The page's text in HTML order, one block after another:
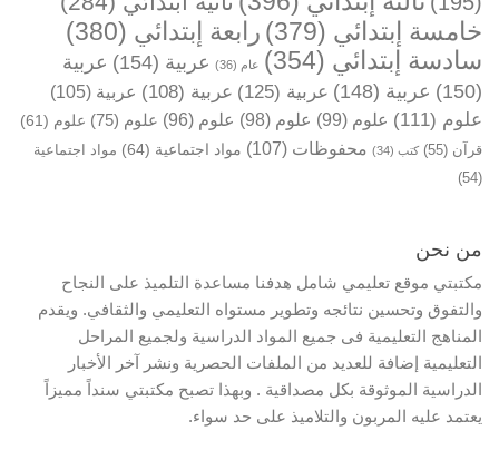
خامسة إبتدائي (379) رابعة إبتدائي (380)
سادسة إبتدائي (354) عام (36) عربية (154)
عربية
(150)
عربية (148) عربية (125) عربية (108) عربية (105)
علوم (111) علوم (99) علوم (98) علوم (96) علوم (75) علوم (61)
قرآن (55) كتب (34) محفوظات (107) مواد اجتماعية (64)
مواد اجتماعية
(54)
من نحن
مكتبتي موقع تعليمي شامل هدفنا مساعدة التلميذ على النجاح
والتفوق وتحسين نتائجه وتطوير مستواه التعليمي والثقافي. ويقدم
المناهج التعليمية فى جميع المواد الدراسية ولجميع المراحل
التعليمية إضافة للعديد من الملفات الحصرية ونشر آخر الأخبار
الدراسية الموثوقة بكل مصداقية . وبهذا تصبح مكتبتي سنداً مميزاً
يعتمد عليه المربون والتلاميذ على حد سواء.